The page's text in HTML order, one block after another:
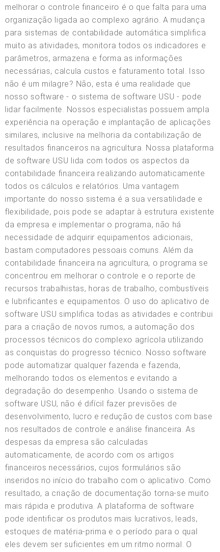
melhorar o controle financeiro é o que falta para uma
organização ligada ao complexo agrário. A mudança
para sistemas de contabilidade automática simplifica
muito as atividades, monitora todos os indicadores e
parâmetros, armazena e forma as informações
necessárias, calcula custos e faturamento total. Isso
não é um milagre? Não, esta é uma realidade que
nosso software - o sistema de software USU - pode
lidar facilmente. Nossos especialistas possuem ampla
experiência na operação e implantação de aplicações
similares, inclusive na melhoria da contabilização de
resultados financeiros na agricultura. Nossa plataforma
de software USU lida com todos os aspectos da
contabilidade financeira realizando automaticamente
todos os cálculos e relatórios. Uma vantagem
importante do nosso sistema é a sua versatilidade e
flexibilidade, pois pode se adaptar à estrutura existente
da empresa e implementar o programa, não há
necessidade de adquirir equipamentos adicionais,
bastam computadores pessoais comuns. Além da
contabilidade financeira na agricultura, o programa se
concentrou em melhorar o controle e o reporte de
recursos trabalhistas, horas de trabalho, combustíveis
e lubrificantes e equipamentos. O uso do aplicativo de
software USU simplifica todas as atividades e contribui
para a criação de novos rumos, a automação dos
processos técnicos do complexo agrícola utilizando
as conquistas do progresso técnico. Nosso software
pode automatizar qualquer fazenda e fazenda,
melhorando todos os elementos e evitando a
degradação do desempenho. Usando o sistema de
software USU, não é difícil fazer previsões de
desenvolvimento, lucro e redução de custos com base
nos resultados de controle e análise financeira. As
despesas da empresa são calculadas
automaticamente, de acordo com os artigos
financeiros necessários, cujos formulários são
inseridos no início do trabalho com o aplicativo. Como
resultado, a criação de documentação torna-se muito
mais rápida e produtiva. A plataforma de software
pode identificar os produtos mais lucrativos, leads,
estoques de matéria-prima e o período para o qual
eles devem ser suficientes em um ritmo normal. O